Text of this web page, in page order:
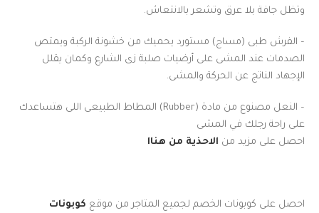
وتظل جافة بلا عرق وتشعر بالانتعاش.
– الفرش طبى (مساج) مستورد يحميك من خشونة الركبة ويمتص
الصدمات عند المشى على أرضيات صلبة زى الشارع وكمان يقلل
الإجهاد الناتج عن الحركة والمشى.
– النعل مصنوع من مادة (Rubber) المطاط الطبيعى اللى هتساعدك
على راحة رجلك في المشى
احصل على مزيد من الاحذية من هناا
احصل على كوبونات الخصم لجميع المتاجر من موقع كوبونات